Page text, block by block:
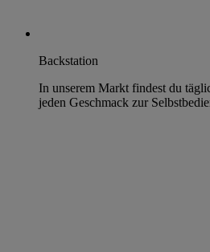
Backstation
In unserem Markt findest du
jeden Geschmack zur